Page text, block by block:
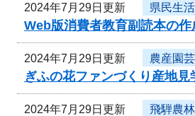
2024年7月29日更新 県民生
Web版消費者教育副読本の作
2024年7月29日更新 農産園
ぎふの花ファンづくり産地
2024年7月29日更新 飛騨農